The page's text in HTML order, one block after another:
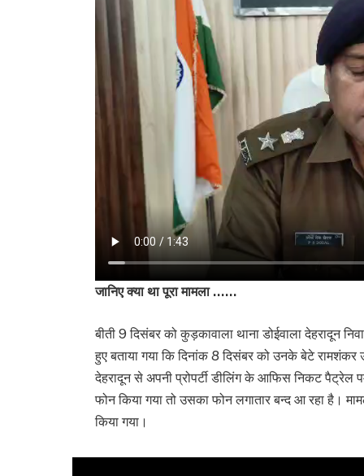
जानिए क्या था पूरा मामला ……
बीती 9 दिसंबर को कुड़कावाला थाना डोईवाला देहरादून
हुए बताया गया कि दिनांक 8 दिसंबर को उनके बेटे रामशंकर
देहरादून से अपनी प्रोपर्टी डीलिंग के आफिस निकट
फोन किया गया तो उसका फोन लगातार बन्द आ रहा है।
किया गया।